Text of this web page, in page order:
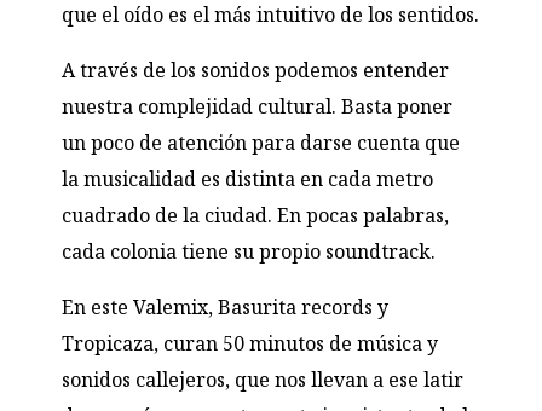
que el oído es el más intuitivo de los sentidos.
A través de los sonidos podemos entender
nuestra complejidad cultural. Basta poner
un poco de atención para darse cuenta que
la musicalidad es distinta en cada metro
cuadrado de la ciudad. En pocas palabras,
cada colonia tiene su propio soundtrack.
En este Valemix, Basurita records y
Tropicaza, curan 50 minutos de música y
sonidos callejeros, que nos llevan a ese latir